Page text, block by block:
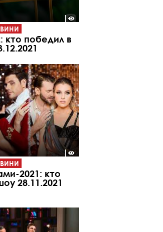
кто победил в
2021: кто
28.11.2021